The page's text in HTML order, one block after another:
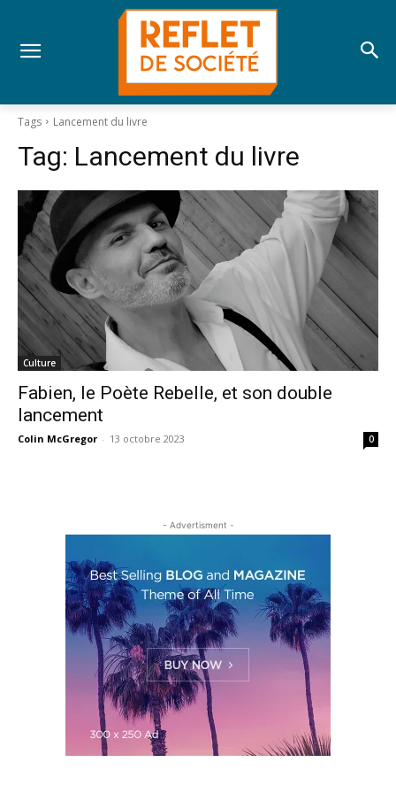
Tags Lancement du livre
Tag: Lancement du livre
Culture
Fabien, le Poète Rebelle, et son double
lancement
Colin McGregor - 13 octobre 2023 0
- Advertisment -